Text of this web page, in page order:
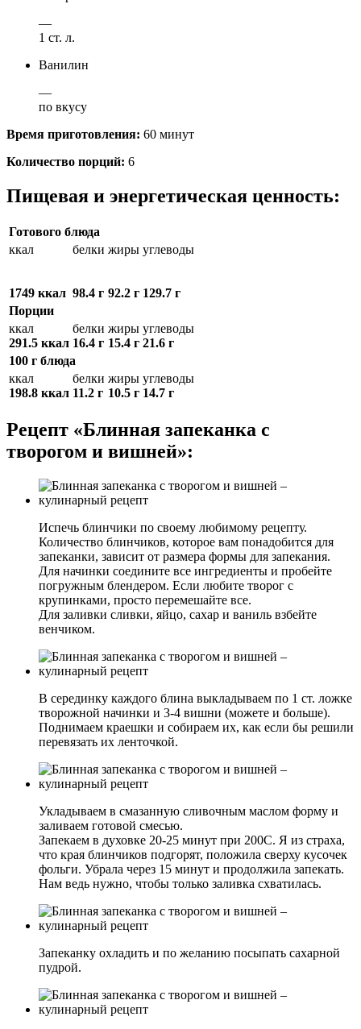
—
1 ст. л.
Ванилин
—
по вкусу
Время приготовления: 60 минут
Количество порций: 6
Пищевая и энергетическая ценность:
Готового блюда
ккал
1749 ккал
белки
98.4 г
жиры
92.2 г
углеводы
129.7 г
Порции
ккал
291.5 ккал
белки
16.4 г
жиры
15.4 г
углеводы
21.6 г
100 г блюда
ккал
198.8 ккал
белки
11.2 г
жиры
10.5 г
углеводы
14.7 г
Рецепт «Блинная запеканка с
творогом и вишней»:
Испечь блинчики по своему любимому рецепту.
Количество блинчиков, которое вам понадобится для
запеканки, зависит от размера формы для запекания.
Для начинки соедините все ингредиенты и пробейте
погружным блендером. Если любите творог с
крупинками, просто перемешайте все.
Для заливки сливки, яйцо, сахар и ваниль взбейте
венчиком.
В серединку каждого блина выкладываем по 1 ст. ложке
творожной начинки и 3-4 вишни (можете и больше).
Поднимаем краешки и собираем их, как если бы решили
перевязать их ленточкой.
Укладываем в смазанную сливочным маслом форму и
заливаем готовой смесью.
Запекаем в духовке 20-25 минут при 200С. Я из страха,
что края блинчиков подгорят, положила сверху кусочек
фольги. Убрала через 15 минут и продолжила запекать.
Нам ведь нужно, чтобы только заливка схватилась.
Запеканку охладить и по желанию посыпать сахарной
пудрой.